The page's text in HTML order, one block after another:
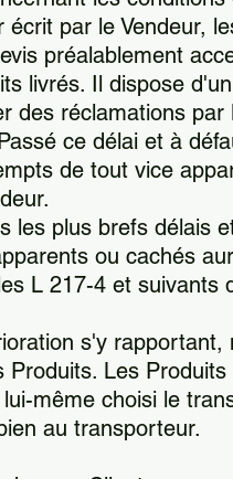
par le Vendeur,
préalablement
livrés. Il dispose
des réclamations
ce délai et à
de tout vice
les plus brefs délais
ou cachés
L 217-4 et suivants
s'y
Les
même choisi le
au transporteur.